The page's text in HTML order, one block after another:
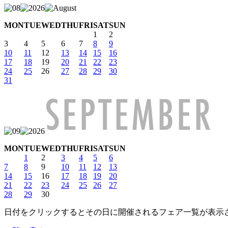
MONTUEWEDTHUFRISATSUN
1
2
3
4 5 6 7 8
9
10
11 12 13 14 15
16
17
18 19 20 21 22
23
24
25 26 27 28 29
30
31
MONTUEWEDTHUFRISATSUN
1
2 3 4 5
6
7
8 9 10 11 12
13
14
15 16 17 18 19
20
21
22 23 24 25 26
27
28
29 30
日付をクリックするとその日に開催されるフェア一覧が表示